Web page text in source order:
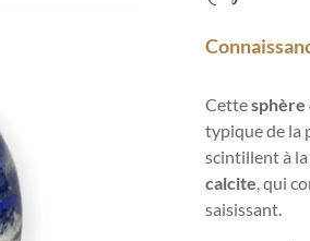
Cettesphère
typique de la
scintillent à la
calcite, qui
saisissant.